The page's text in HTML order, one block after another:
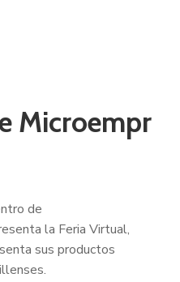
Microempr
de
la Feria Virtual,
sus productos